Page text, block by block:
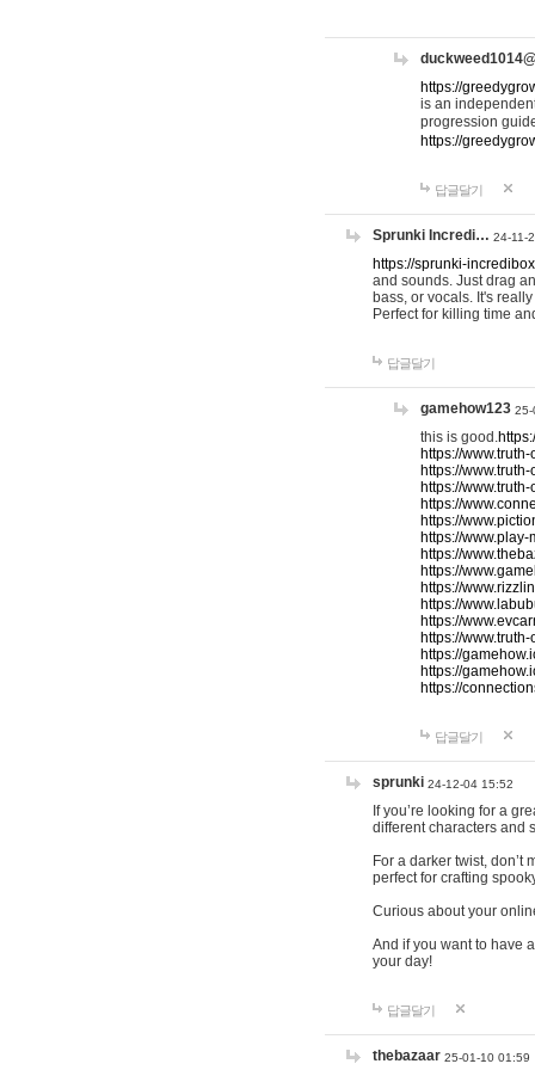
https://
is an
progression
https://
답글달기
Sprunki Incredi… 24-11-
https://sprunki-
and sounds. Just drag
bass, or vocals. It's
Perfect for killing time
답글달기
gamehow123 25-
this is good.
https://
https://
https://
https://
https://
https://
https://
https://
https://
https://
https://
https://
https://
https://
https://
답글달기
sprunki 24-12-04 15:52
If you’re looking for a
different characters and
For a darker twist, don’t
perfect for crafting
Curious about your
And if you want to have
your day!
답글달기
thebazaar 25-01-10 01:59